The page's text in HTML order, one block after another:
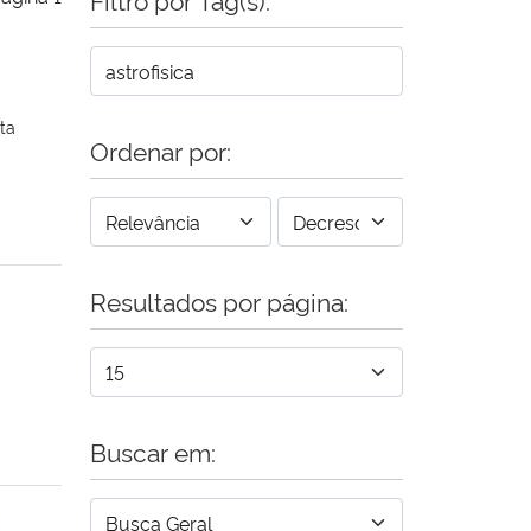
Ordenar por:
Resultados por página:
Buscar em: